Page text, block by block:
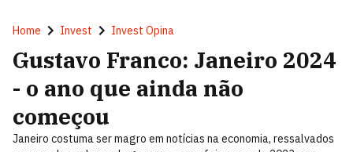
Home Invest Invest Opina
Gustavo Franco: Janeiro 2024
- o ano que ainda não
começou
Janeiro costuma ser magro em notícias na economia, ressalvados